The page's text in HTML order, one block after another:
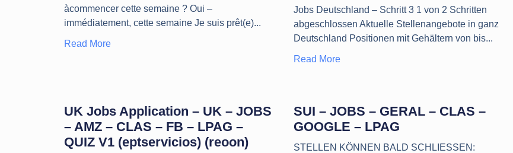
àcommencer cette semaine ? Oui –
immédiatement, cette semaine Je suis prêt(e)
Read More
Jobs Deutschland – Schritt 3 1 von 2 Schritten
abgeschlossen Aktuelle Stellenangebote in ganz
Deutschland Positionen mit Gehältern von bis
Read More
UK Jobs Application – UK – JOBS
– AMZ – CLAS – FB – LPAG –
QUIZ V1 (eptservicios) (reoon)
SUI – JOBS – GERAL – CLAS –
GOOGLE – LPAG
STELLEN KÖNNEN BALD SCHLIESSEN: